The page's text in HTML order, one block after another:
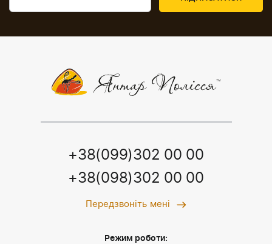
+38(099)302 00 00
+38(098)302 00 00
Передзвоніть мені
Режим роботи: